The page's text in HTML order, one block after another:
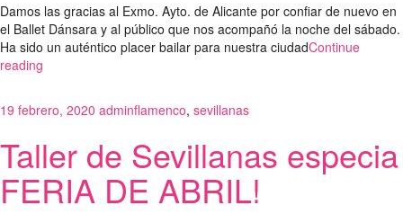
Damos las gracias al Exmo. Ayto. de Alicante por confiar de nuevo en
el Ballet Dánsara y al público que nos acompañó la noche del sábado.
Ha sido un auténtico placer bailar para nuestra ciudadContinue
reading
19 febrero, 2020 adminflamenco, sevillanas
Taller de Sevillanas especia
FERIA DE ABRIL!